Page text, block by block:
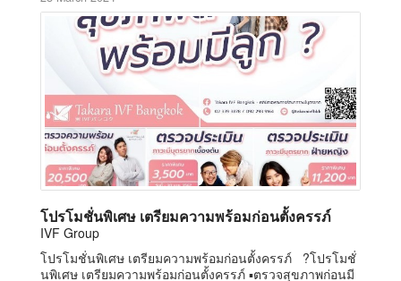
โปรโมชั่นพิเศษ เตรียมความพร้อมก่อนตั้งครรภ์
IVF Group
โปรโมชั่นพิเศษ เตรียมความพร้อมก่อนตั้งครรภ์ ?โปรโมชั่
นพิเศษ เตรียมความพร้อมก่อนตั้งครรภ์ ▪️ตรวจสุขภาพก่อนมี